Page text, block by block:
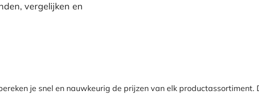
vergelijken en
je snel en nauwkeurig de prijzen van elk productassortiment.